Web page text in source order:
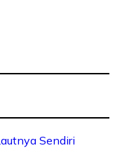
Sendiri